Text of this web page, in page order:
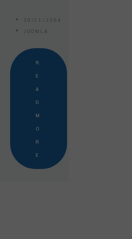
30/11/2564
JOOMLA
R
E
A
D
M
O
R
E